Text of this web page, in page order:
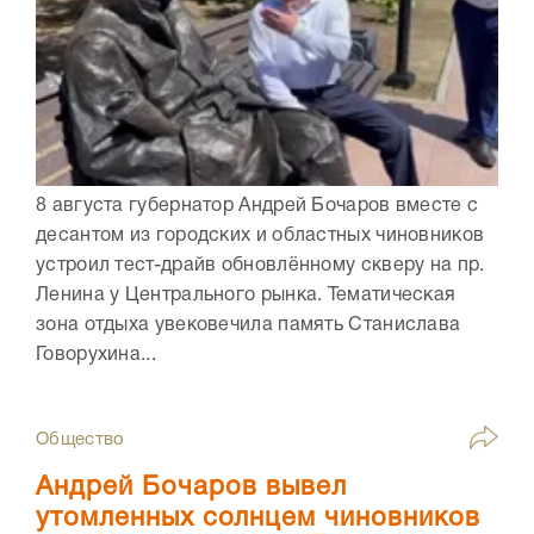
8 августа губернатор Андрей Бочаров вместе с
десантом из городских и областных чиновников
устроил тест-драйв обновлённому скверу на пр.
Ленина у Центрального рынка. Тематическая
зона отдыха увековечила память Станислава
Говорухина...
Общество
Андрей Бочаров вывел
утомленных солнцем чиновников